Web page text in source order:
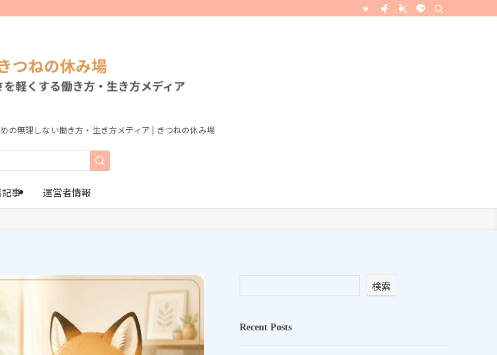
の無理しない働き方・生き方メディア | きつねの休み場
事 運営者情報
検索
Recent Posts